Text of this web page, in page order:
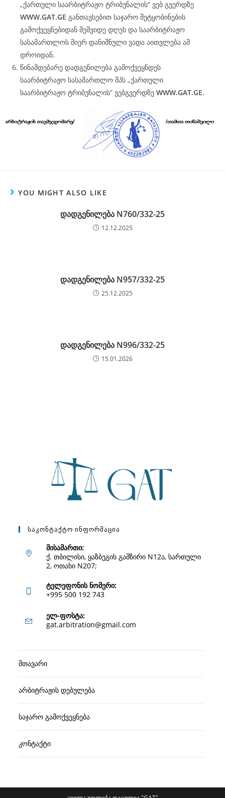
„ქართული საარბიტრაჟო ტრიბუნალის“ ვებ გვერდზე
WWW.GAT.GE განთავსებით საჯარო შეტყობინების
გამოქვეყნებიდან მეშვიდე დღეს და საარბიტრაჟო
სასამართლოს მიერ დანიშნული ვადა აითვლება ამ
დროიდან.
წინამდებარე დადგენილება გამოქვეყნდეს
საარბიტრაჟო სასამართლო შპს „ქართული
საარბიტრაჟო ტრიბუნალის“ ვებგვერდზე WWW.GAT.GE.
YOU MIGHT ALSO LIKE
დადგენილება N760/332-25
12.12.2025
დადგენილება N957/332-25
25.12.2025
დადგენილება N996/332-25
15.01.2026
Საკონტაქტო Ინფორმაცია
მისამართი:
ქ. თბილისი, ყაზბეგის გამზირი N12ა, სართული
2, ოთახი N207;
ტელეფონის ნომერი:
+995 500 192 743
in
application
ელ-ფოსტა:
gat.arbitration@gmail.com
მთავარი
არბიტრაჟის დებულება
საჯარო გამოქვეყნება
კონტაქტი